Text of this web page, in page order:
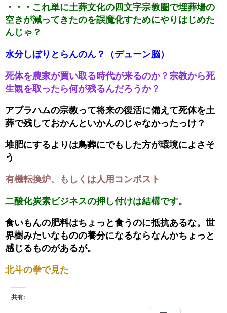
・・・これ単に土葬文化の四文字宗教圏で埋葬場の
空きが減ってきたのを誤魔化すためにやりはじめた
んじゃ？
水分しぼりとらんのん？（デューン脳）
死体を農家が買い取る時代が来るのか？宗教から死
生観を取ったら何が残るんだろうか？
アブラハムの宗教って将来の復活に備えて死体を土
葬で残しておかんといかんのじゃなかったっけ？
堆肥にするよりは鳥葬にでもした方が環境によさそ
う
有機転換炉、もしくは人用コンポスト
二酸化炭素ビジネスの押し付けは結構です。
食いもんの肥料はちょっと食うのに抵抗あるな。世
界樹みたいなものの養分になるならなんかちょっと
感じるものがあるが。
北斗の拳で見た
共有: